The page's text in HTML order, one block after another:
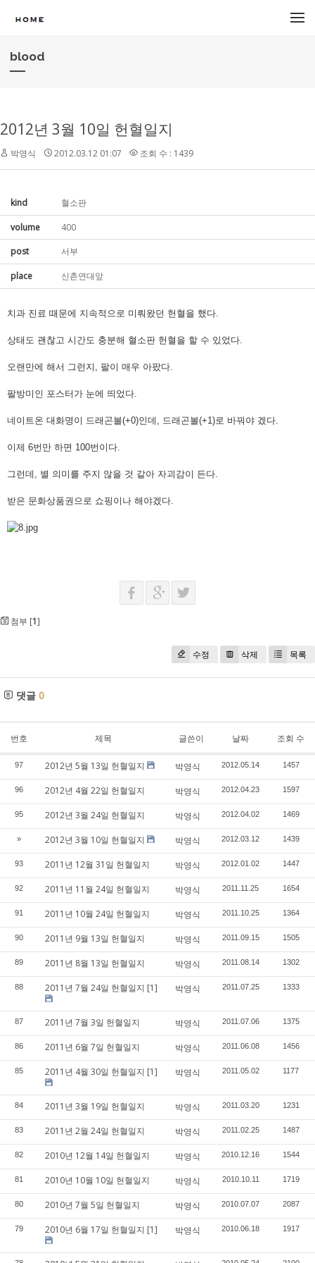
blood
2012년 3월 10일 헌혈일지
박영식 2012.03.12 01:07 조회 수 : 1439
kind 혈소판
volume
400
post
서부
place 신촌연대앞
치과 진료 때문에 지속적으로 미뤄왔던 헌혈을 했다.
상태도 괜찮고 시간도 충분해 혈소판 헌혈을 할 수 있었다.
오랜만에 해서 그런지, 팔이 매우 아팠다.
팔방미인 포스터가 눈에 띄었다.
네이트온 대화명이 드래곤볼(+0)인데, 드래곤볼(+1)로 바꿔야 겠다.
이제 6번만 하면 100번이다.
그런데, 별 의미를 주지 않을 것 같아 자괴감이 든다.
받은 문화상품권으로 쇼핑이나 해야겠다.
첨부 [1]
수정 삭제 목록
댓글 0
번호 제목 글쓴이 날짜 조회 수
97 2012년 5월 13일 헌혈일지 박영식 2012.05.14 1457
96 2012년 4월 22일 헌혈일지 박영식 2012.04.23 1597
95 2012년 3월 24일 헌혈일지 박영식 2012.04.02 1469
» 2012년 3월 10일 헌혈일지 박영식 2012.03.12 1439
93 2011년 12월 31일 헌혈일지 박영식 2012.01.02 1447
92 2011년 11월 24일 헌혈일지 박영식 2011.11.25 1654
91 2011년 10월 24일 헌혈일지 박영식 2011.10.25 1364
90 2011년 9월 13일 헌혈일지 박영식 2011.09.15 1505
89 2011년 8월 13일 헌혈일지 박영식 2011.08.14 1302
88 2011년 7월 24일 헌혈일지 [1] 박영식 2011.07.25 1333
87 2011년 7월 3일 헌혈일지 박영식 2011.07.06 1375
86 2011년 6월 7일 헌혈일지 박영식 2011.06.08 1456
85 2011년 4월 30일 헌혈일지 [1] 박영식 2011.05.02 1177
84 2011년 3월 19일 헌혈일지 박영식 2011.03.20 1231
83 2011년 2월 24일 헌혈일지 박영식 2011.02.25 1487
82 2010년 12월 14일 헌혈일지 박영식 2010.12.16 1544
81 2010년 10월 10일 헌혈일지 박영식 2010.10.11 1719
80 2010년 7월 5일 헌혈일지 박영식 2010.07.07 2087
79 2010년 6월 17일 헌혈일지 [1] 박영식 2010.06.18 1917